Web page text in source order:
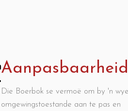
Aanpasbaarheid
Die Boerbok se vermoë om by 'n
omgewingstoestande aan te pas en